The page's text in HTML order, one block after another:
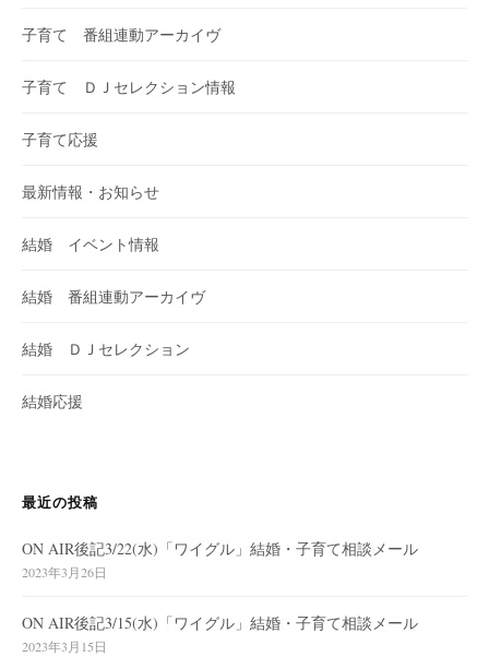
子育て 番組連動アーカイヴ
子育て ＤＪセレクション情報
子育て応援
最新情報・お知らせ
結婚 イベント情報
結婚 番組連動アーカイヴ
結婚 ＤＪセレクション
結婚応援
最近の投稿
ON AIR後記3/22(水)「ワイグル」結婚・子育て相談メール
2023年3月26日
ON AIR後記3/15(水)「ワイグル」結婚・子育て相談メール
2023年3月15日